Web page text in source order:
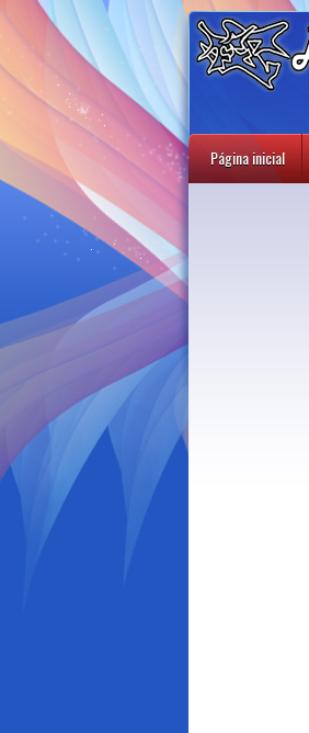
Página inicial